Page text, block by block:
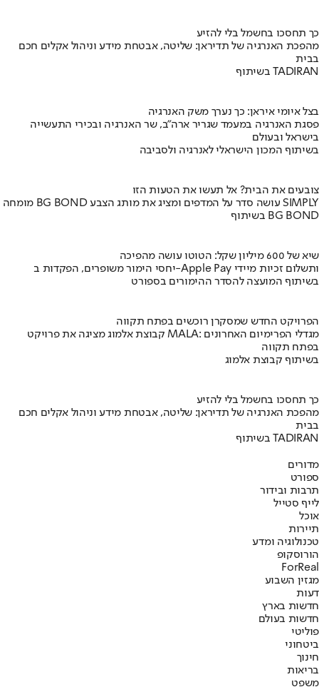
כך תחסכו בחשמל בלי להזיע
מהפכת האנרגיה של תדיראן: שליטה, אבטחת מידע וניהול אקלים חכם
בבית
בשיתוף TADIRAN
בצל איומי איראן: כך נערך משק האנרגיה
פסגת האנרגיה במעמד שגריר ארה"ב, שר האנרגיה ובכירי התעשייה
בישראל ובעולם
בשיתוף המכון הישראלי לאנרגיה ולסביבה
צובעים את הבית? אל תעשו את הטעות הזו
מומחה BG BOND עושה סדר על המדפים ומציג את מותג הצבע SIMPLY
בשיתוף BG BOND
שיא של 600 מיליון שקל: הטוטו עושה מהפיכה
יחסי הימור משופרים, הפקדות ב-Apple Pay ותשלום זכיות מיידי
בשיתוף המועצה להסדר ההימורים בספורט
הפרויקט החדש שמסקרן רוכשים בפתח תקווה
קבוצת אלמוג מציגה את פרויקט MALA: מגדלי הפרימיום האחרונים
בפתח תקווה
בשיתוף קבוצת אלמוג
כך תחסכו בחשמל בלי להזיע
מהפכת האנרגיה של תדיראן: שליטה, אבטחת מידע וניהול אקלים חכם
בבית
בשיתוף TADIRAN
מדורים
ספורט
תרבות ובידור
לייף סטייל
אוכל
תיירות
טכנולוגיה ומדע
הורוסקופ
ForReal
מגזין השבוע
דעות
חדשות בארץ
חדשות בעולם
פוליטי
ביטחוני
חינוך
בריאות
משפט